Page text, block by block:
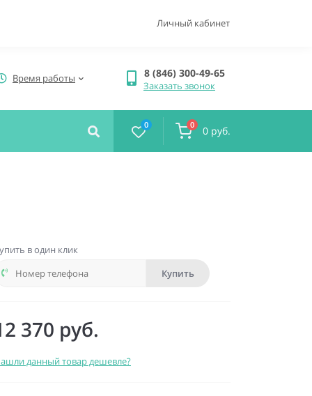
Личный кабинет
Время работы 8 (846) 300-49-65
Заказать звонок
0 0 0 руб.
в один клик
Купить
370 руб.
данный товар дешевле?